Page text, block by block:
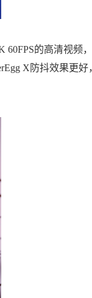
60FPS的高清视频，
X防抖效果更好